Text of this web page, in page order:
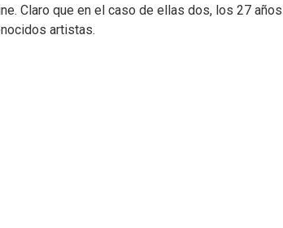
Claro que en el caso de ellas dos, los 27 años
artistas.